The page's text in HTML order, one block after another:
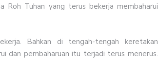
Roh Tuhan yang terus bekerja membaharui
Bahkan di tengah-tengah keretakan
dan pembaharuan itu terjadi terus menerus.